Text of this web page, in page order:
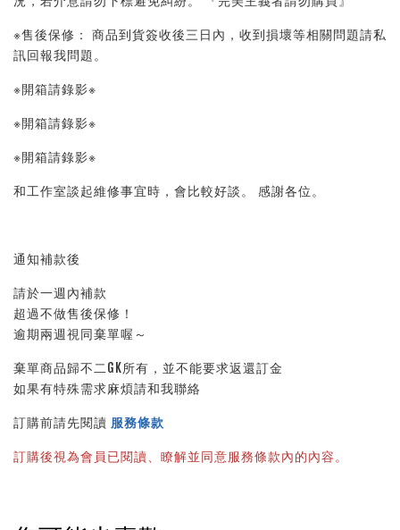
※售後保修： 商品到貨簽收後三日內，收到損壞等相關問題請私
訊回報我問題。
※開箱請錄影※
※開箱請錄影※
※開箱請錄影※
和工作室談起維修事宜時，會比較好談。 感謝各位。
通知補款後
請於一週內補款
超過不做售後保修！
逾期兩週視同棄單喔～
棄單商品歸不二GK所有，並不能要求返還訂金
如果有特殊需求麻煩請和我聯絡
訂購前請先閱讀 服務條款
訂購後視為會員已閱讀、瞭解並同意服務條款內的內容。